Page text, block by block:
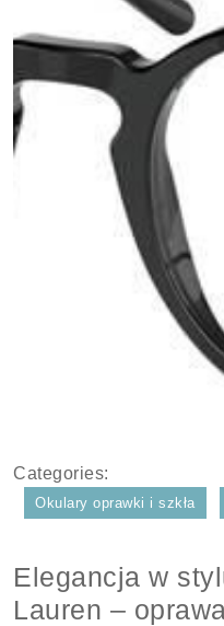
Categories:
Okulary oprawki i szkła
Elegancja w
Lauren –